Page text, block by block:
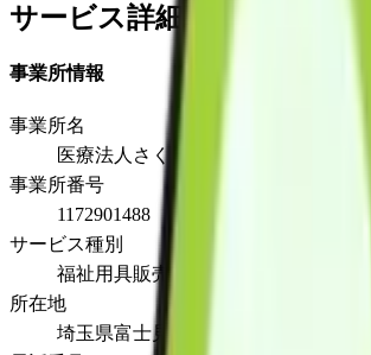
サービス詳細
事業所情報
事業所名
医療法人さくら ふじさくら福祉用具
事業所番号
1172901488
サービス種別
福祉用具販売
所在地
埼玉県富士見市水谷東一丁目28番1号